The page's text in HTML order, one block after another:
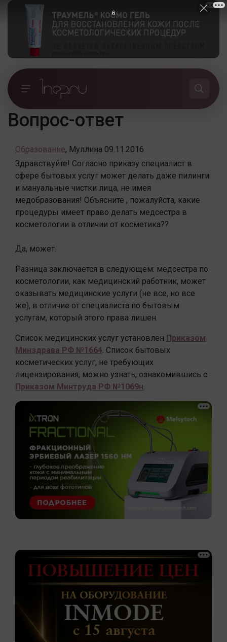
Вопрос-ответ
Образование, Муллина 09.11.2016
Здравствуйте! Согласно приказу специалист в
сфере бытовых услуг может делать даже пилинги
и мануальные чистки лица, не имея
медобразования! Объясните , пожалуйста, какие
процедуры имеет право делать медсестра в
косметологии в отличии от косметика??
Да, может.
Разница заключается в следующем: медсестра по
косметологии, как медицинский работник, может
оказывать медицинские услуги (не все, но все
же), в отличие от специалиста по бытовым
услугам, который этого права лишен.
Список медицинских услуг установлен Приказом
Минздрава РФ №1664. Список бытовых
косметических услуг, не требующих
лицензирования, можно узнать, ознакомившись с
Приказом Минтруда РФ №1069н.
6